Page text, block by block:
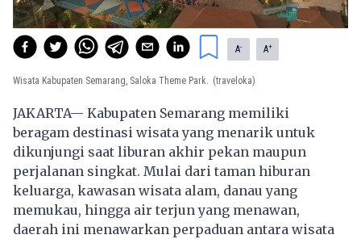
A- A+
Wisata Kabupaten Semarang, Saloka Theme Park. (traveloka)
JAKARTA— Kabupaten Semarang memiliki
beragam destinasi wisata yang menarik untuk
dikunjungi saat liburan akhir pekan maupun
perjalanan singkat. Mulai dari taman hiburan
keluarga, kawasan wisata alam, danau yang
memukau, hingga air terjun yang menawan,
daerah ini menawarkan perpaduan antara wisata